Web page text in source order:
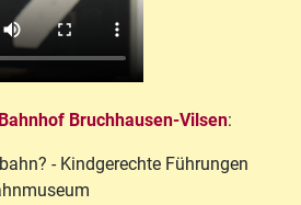
Bahnhof Bruchhausen-Vilsen:
- Kindgerechte Führungen